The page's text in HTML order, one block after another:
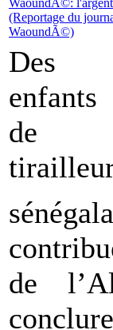
WaoundÃ©:
(Reportage du
WaoundÃ©)
Des
enfants
de
de